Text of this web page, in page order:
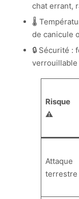
chat errant,
🌡️
de canicule
🔒 Sécurité
verrouillable
Risque
⚠️
Attaque
terrestre